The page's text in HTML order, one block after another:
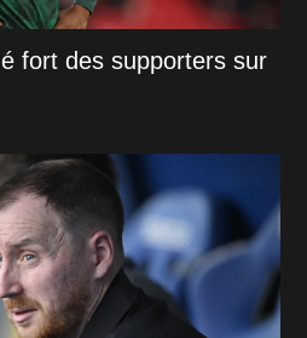
fort des supporters sur